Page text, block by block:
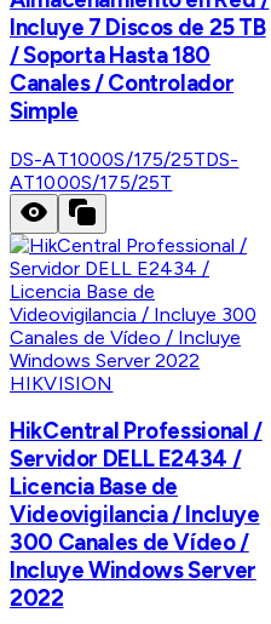
Incluye 7 Discos de 25 TB
/ Soporta Hasta 180
Canales / Controlador
Simple
DS-AT1000S/175/25TDS-
AT1000S/175/25T
HIKVISION
HikCentral Professional /
Servidor DELL E2434 /
Licencia Base de
Videovigilancia / Incluye
300 Canales de Vídeo /
Incluye Windows Server
2022